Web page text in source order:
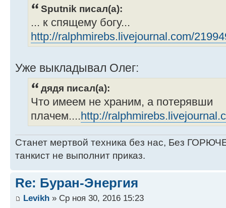
Sputnik писал(а):
... к спящему богу...
http://ralphmirebs.livejournal.com/
Уже выкладывал Олег:
дядя писал(а):
Что имеем не храним, а потерявши
плачем.... http://
Станет мертвой техника без нас, Без
танкист не выполнит приказ.
Re: Буран-Энергия
Levikh » Ср ноя 30, 2016 15:23